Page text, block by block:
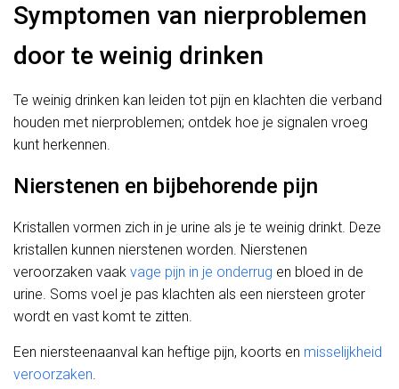
Symptomen van nierproblemen
door te weinig drinken
Te weinig drinken kan leiden tot pijn en klachten die verband
houden met nierproblemen; ontdek hoe je signalen vroeg
kunt herkennen.
Nierstenen en bijbehorende pijn
Kristallen vormen zich in je urine als je te weinig drinkt. Deze
kristallen kunnen nierstenen worden. Nierstenen
veroorzaken vaak vage pijn in je onderrug en bloed in de
urine. Soms voel je pas klachten als een niersteen groter
wordt en vast komt te zitten.
Een niersteenaanval kan heftige pijn, koorts en misselijkheid
veroorzaken.